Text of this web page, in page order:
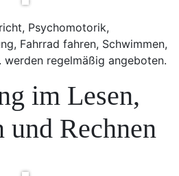
Psychomotorik,
Fahrrad fahren, Schwimmen,
werden regelmäßig angeboten.
im Lesen,
und Rechnen